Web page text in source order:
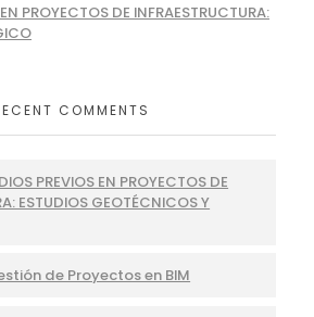
PROYECTOS DE INFRAESTRUCTURA:
COMMENTS
PREVIOS EN PROYECTOS DE
ESTUDIOS GEOTÉCNICOS Y
de Proyectos en BIM